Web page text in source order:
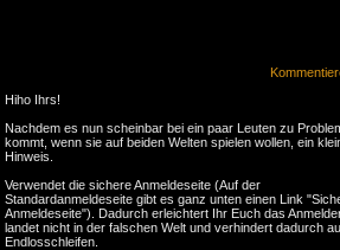
Hiho Ihrs!
Nachdem es nun scheinbar bei ein paar Leuten zu
kommt, wenn sie auf beiden Welten spielen wollen, ein
Hinweis.
Verwendet die sichere Anmeldeseite (Auf der
Standardanmeldeseite gibt es ganz unten einen Link
Anmeldeseite"). Dadurch erleichtert Ihr Euch das
landet nicht in der falschen Welt und verhindert dadurch
Endlosschleifen.